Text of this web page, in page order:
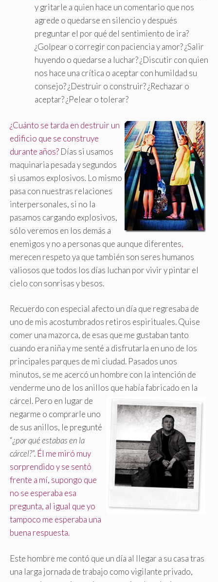
y gritarle a quien hace un comentario que nos
agrede o quedarse en silencio y después
preguntar el por qué del sentimiento de ira?
¿Golpear o corregir con paciencia y amor? ¿Salir
huyendo o quedarse a luchar? ¿Discutir con quien
nos hace una crítica o aceptar con humildad su
consejo? ¿Destruir o construir? ¿Rechazar o
aceptar? ¿Pelear o tolerar?
¿Cuánto se tarda en destruir un
edificio que se construye
durante años? Días si usamos
maquinaria pesada y segundos
si usamos explosivos. Lo mismo
pasa con nuestras relaciones
interpersonales, si no la
pasamos cargando explosivos,
sólo veremos en los demás a
enemigos y no a personas que aunque diferentes,
merecen respeto ya que también son seres humanos
valiosos que todos los días luchan por vivir y pintar el
cielo con sonrisas y besos.
Recuerdo con especial afecto un día que regresaba de
uno de mis acostumbrados retiros espirituales. Quise
comer una mazorca, de esas que me gustaban tanto
cuando era niña y me senté a disfrutarla en uno de los
principales parques de mi ciudad. Pasados unos
minutos, se me acercó un hombre con la intención de
venderme uno de los anillos que había fabricado en la
cárcel. Pero en lugar de
negarme o comprarle uno
de sus anillos, le pregunté
“¿por qué estabas en la
cárcel?”. Él me miró muy
sorprendido y se sentó
frente a mí, supongo que
no se esperaba esa
pregunta, al igual que yo
tampoco me esperaba una
buena respuesta.
Este hombre me contó que un día al llegar a su casa tras
una larga jornada de trabajo como vigilante privado,